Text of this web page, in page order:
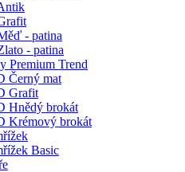
- patina
- patina
Premium Trend
Černý mat
Grafit
Hnědý brokát
Krémový brokát
Basic